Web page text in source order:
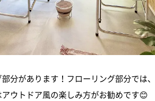
分があります！フローリング部分では
ウトドア風の楽しみ方がお勧めです😊